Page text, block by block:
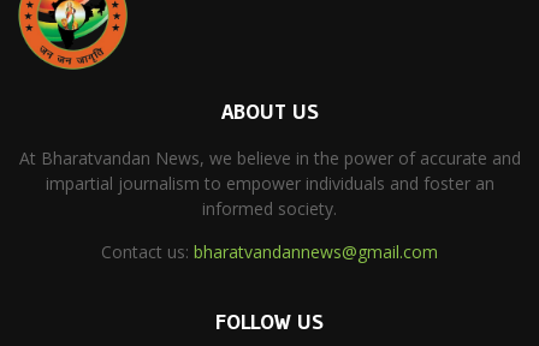
ABOUT US
At Bharatvandan News, we believe in the power of accurate and
impartial journalism to empower individuals and foster an
informed society.
Contact us: bharatvandannews@gmail.com
FOLLOW US